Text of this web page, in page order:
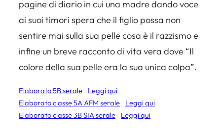
pagine di diario in cui una madre dando voce
ai suoi timori spera che il figlio possa non
sentire mai sulla sua pelle cosa è il razzismo e
infine un breve racconto di vita vera dove “Il
colore della sua pelle era la sua unica colpa”.
Elaborato 5B serale
Leggi qui
Elaborato classe 5A AFM serale
Leggi qui
Elaborato classe 3B SIA serale
Leggi qui